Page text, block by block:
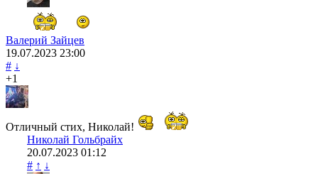
Валерий Зайцев
19.07.2023 23:00
# ↓
+1
Отличный стих, Николай!
Николай Гольбрайх
20.07.2023 01:12
# ↑ ↓